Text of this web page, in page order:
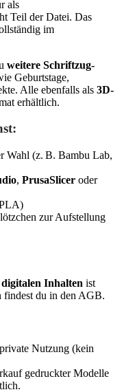
als
Teil der Datei. Das
im
weitere Schriftzug-
Geburtstage,
Alle ebenfalls als 3D-
erhältlich.
Wahl (z. B. Bambu Lab,
, PrusaSlicer oder
zur Aufstellung
digitalen Inhalten ist
findest du in den AGB.
Nutzung (kein
gedruckter Modelle